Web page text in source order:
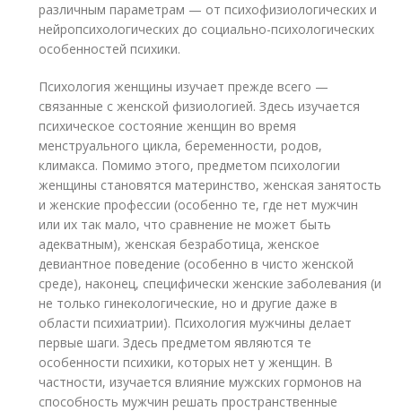
различным параметрам — от психофизиологических и
нейропсихологических до социально-психологических
особенностей психики.
Психология женщины изучает прежде всего —
связанные с женской физиологией. Здесь изучается
психическое состояние женщин во время
менструального цикла, беременности, родов,
климакса. Помимо этого, предметом психологии
женщины становятся материнство, женская занятость
и женские профессии (особенно те, где нет мужчин
или их так мало, что сравнение не может быть
адекватным), женская безработица, женское
девиантное поведение (особенно в чисто женской
среде), наконец, специфически женские заболевания (и
не только гинекологические, но и другие даже в
области психиатрии). Психология мужчины делает
первые шаги. Здесь предметом являются те
особенности психики, которых нет у женщин. В
частности, изучается влияние мужских гормонов на
способность мужчин решать пространственные